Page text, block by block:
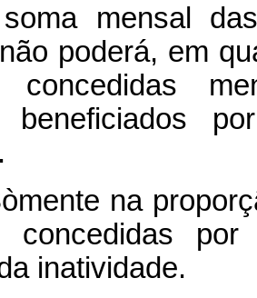
mensal
poderá, em
concedidas
beneficiados
na
concedidas
inatividade.